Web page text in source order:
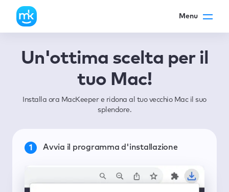
Menu
Un'ottima scelta per il
tuo Mac!
Installa ora MacKeeper e ridona al tuo vecchio Mac il suo
splendore.
Avvia il programma d'installazione